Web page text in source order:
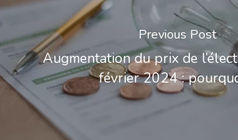
Previous Post
Augmentation du prix de
février 2024 :